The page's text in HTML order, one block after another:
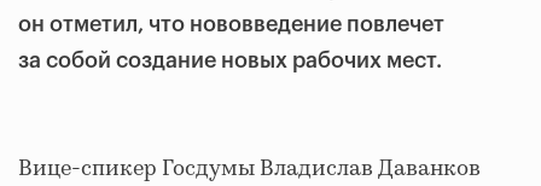
он отметил, что нововведение повлечет
за собой создание новых рабочих мест.
Вице-спикер Госдумы Владислав Даванков